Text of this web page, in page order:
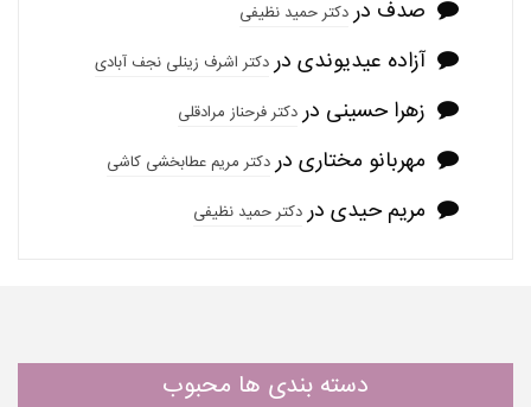
صدف دردکتر حمید نظیفی
آزاده عیدیوندی دردکتر اشرف زینلی نجف آبادی
زهرا حسینی دردکتر فرحناز مرادقلی
مهربانو مختاری دردکتر مریم عطابخشی کاشی
مریم حیدی دردکتر حمید نظیفی
دسته بندی ها محبوب